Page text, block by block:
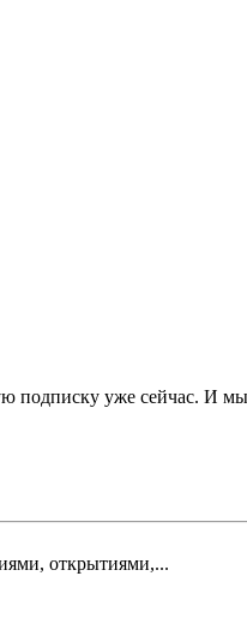
уже сейчас. И
открытиями,...